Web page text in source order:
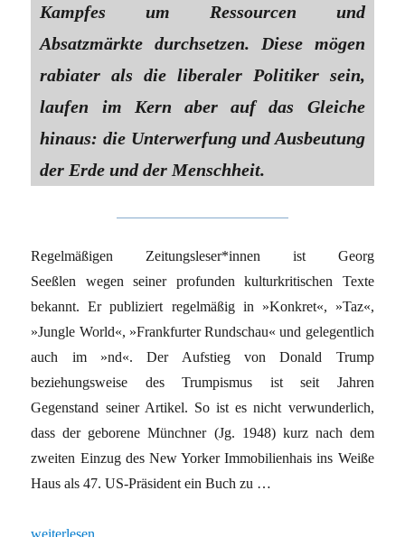
Kampfes um Ressourcen und
Absatzmärkte durchsetzen. Diese mögen
rabiater als die liberaler Politiker sein,
laufen im Kern aber auf das Gleiche
hinaus: die Unterwerfung und Ausbeutung
der Erde und der Menschheit.
Regelmäßigen Zeitungsleser*innen ist Georg
Seeßlen wegen seiner profunden kulturkritischen Texte
bekannt. Er publiziert regelmäßig in »Konkret«, »Taz«,
»Jungle World«, »Frankfurter Rundschau« und gelegentlich
auch im »nd«. Der Aufstieg von Donald Trump
beziehungsweise des Trumpismus ist seit Jahren
Gegenstand seiner Artikel. So ist es nicht verwunderlich,
dass der geborene Münchner (Jg. 1948) kurz nach dem
zweiten Einzug des New Yorker Immobilienhais ins Weiße
Haus als 47. US-Präsident ein Buch zu …
„Horrorclown im Weißen Haus“
weiterlesen